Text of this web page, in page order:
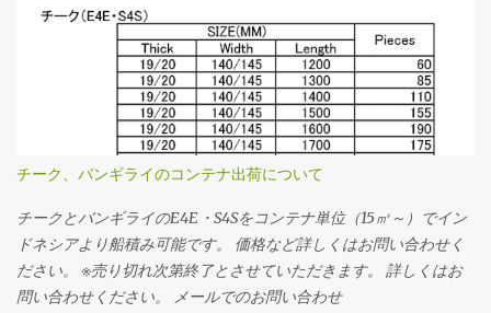
チーク、バンギライのコンテナ出荷について
チークとバンギライのE4E・S4Sをコンテナ単位（15㎥～）でイン
ドネシアより船積み可能です。 価格など詳しくはお問い合わせく
ださい。 ※売り切れ次第終了とさせていただきます。 詳しくはお
問い合わせください。 メールでのお問い合わせ